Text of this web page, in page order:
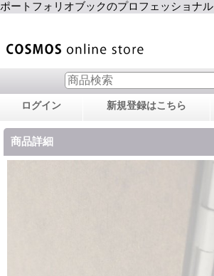
ポートフォリオブックのプロフェッショナル
ログイン 新規登録はこちら
商品詳細